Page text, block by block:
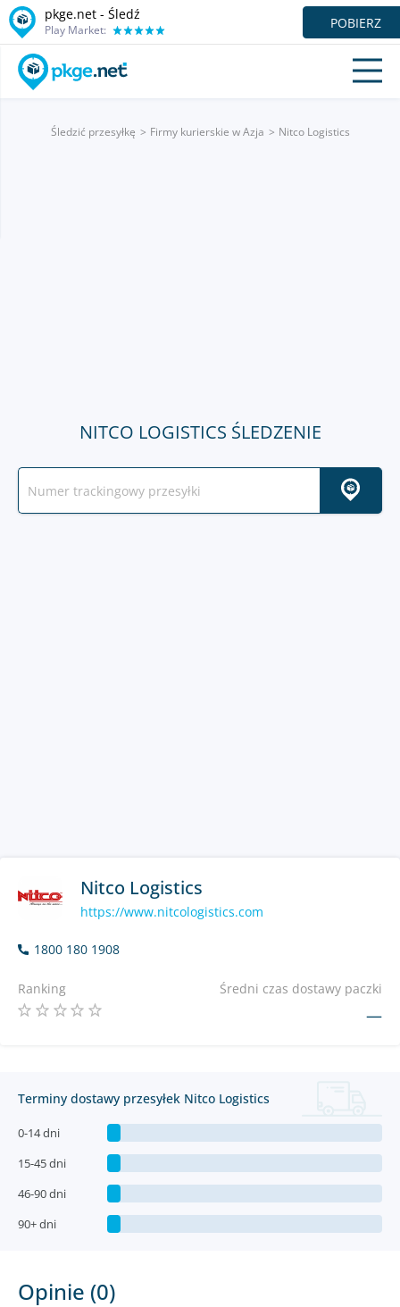
pkge.net - Śledź
Play Market: POBIERZ
Śledzić przesyłkę Firmy kurierskie w Azja Nitco Logistics
NITCO LOGISTICS ŚLEDZENIE
Nitco Logistics
https://www.nitcologistics.com
1800 180 1908
Ranking Średni czas dostawy paczki
—
Terminy dostawy przesyłek Nitco Logistics
0-14 dni
15-45 dni
46-90 dni
90+ dni
Opinie (0)